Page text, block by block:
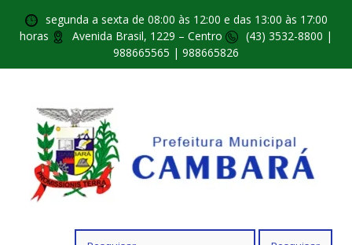
segunda a sexta de 08:00 às 12:00 e das 13:00 às 17:00
horas
Avenida Brasil, 1229 – Centro
(43) 3532-8800 |
988665565 | 988665826